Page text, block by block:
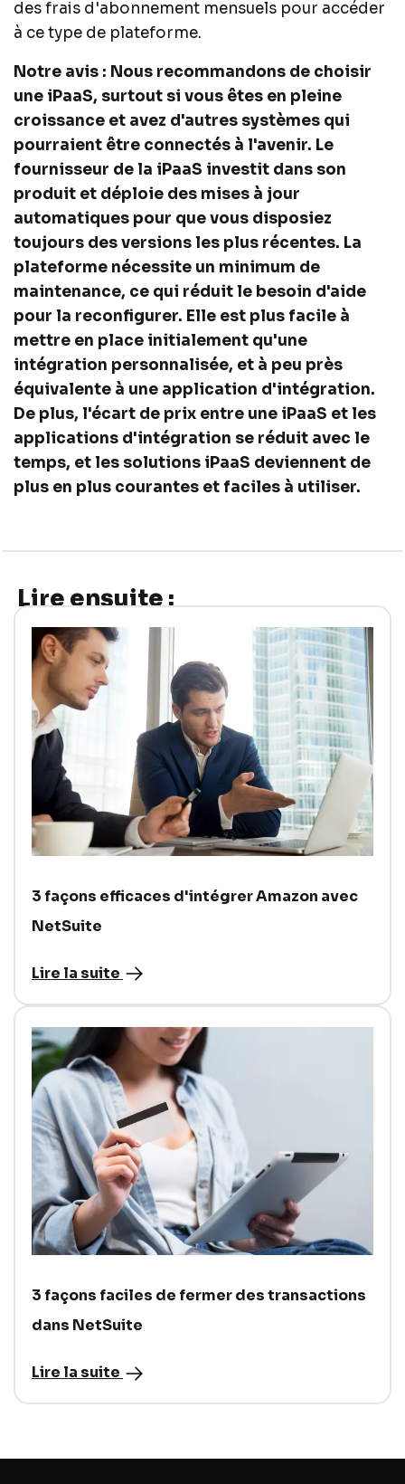
des frais d'abonnement mensuels pour accéder
à ce type de plateforme.
Notre avis : Nous recommandons de choisir
une iPaaS, surtout si vous êtes en pleine
croissance et avez d'autres systèmes qui
pourraient être connectés à l'avenir. Le
fournisseur de la iPaaS investit dans son
produit et déploie des mises à jour
automatiques pour que vous disposiez
toujours des versions les plus récentes. La
plateforme nécessite un minimum de
maintenance, ce qui réduit le besoin d'aide
pour la reconfigurer. Elle est plus facile à
mettre en place initialement qu'une
intégration personnalisée, et à peu près
équivalente à une application d'intégration.
De plus, l'écart de prix entre une iPaaS et les
applications d'intégration se réduit avec le
temps, et les solutions iPaaS deviennent de
plus en plus courantes et faciles à utiliser.
Lire ensuite :
3 façons efficaces d'intégrer Amazon avec
NetSuite
Lire la suite
3 façons faciles de fermer des transactions
dans NetSuite
Lire la suite